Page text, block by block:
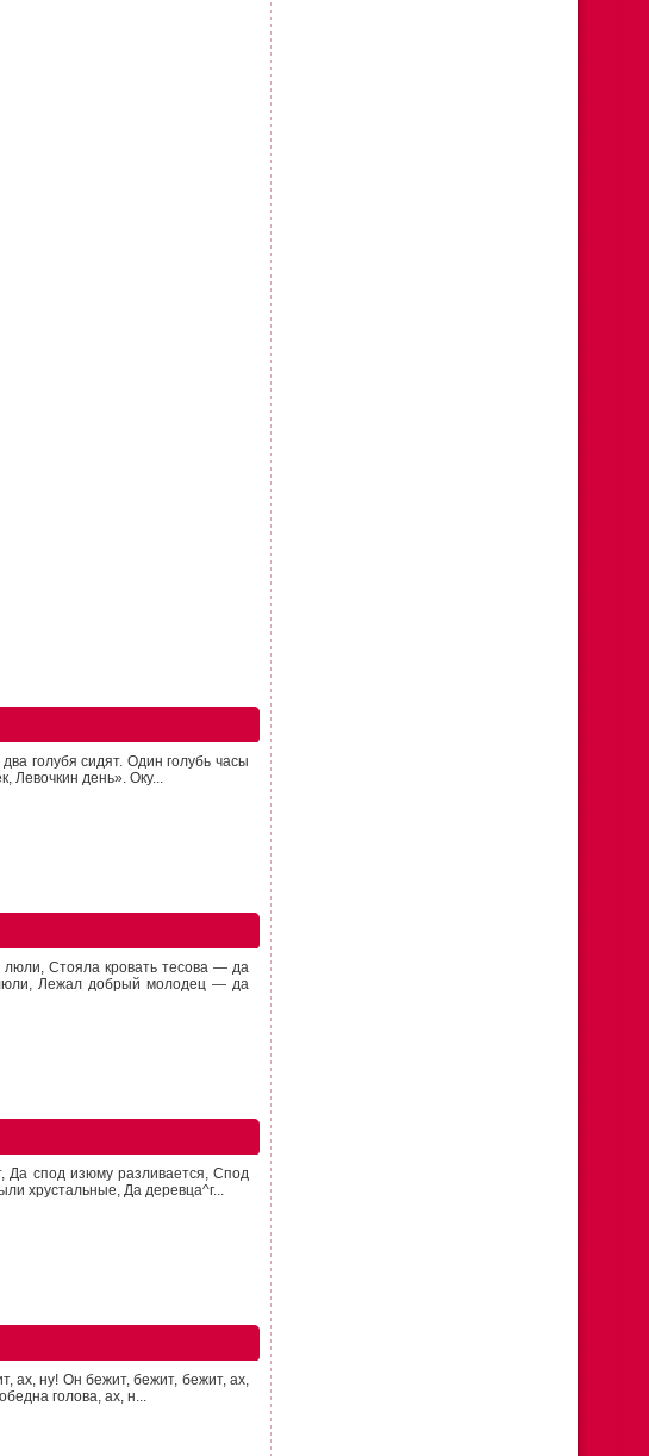
голубя сидят. Один голубь часы
Левочкин день». Оку...
Стояла кровать тесова — да
Лежал добрый молодец — да
Да спод изюму разливается, Спод
хрустальные, Да деревца^г...
ах, ну! Он бежит, бежит, бежит, ах,
голова, ах, н...